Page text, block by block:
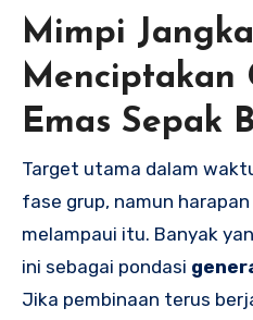
Mimpi
Menciptakan
Emas Sepak
Target utama dalam
fase grup, namun
melampaui itu. Banyak
ini sebagai pondasi
Jika pembinaan terus